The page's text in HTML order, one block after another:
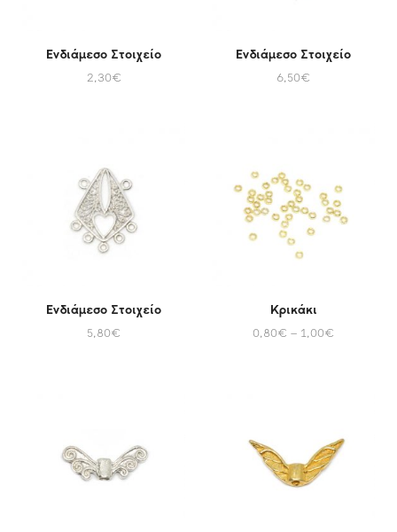
Ενδιάμεσο Στοιχείο
2,30€
Ενδιάμεσο Στοιχείο
6,50€
Ενδιάμεσο Στοιχείο
5,80€
Κρικάκι
0,80€ – 1,00€